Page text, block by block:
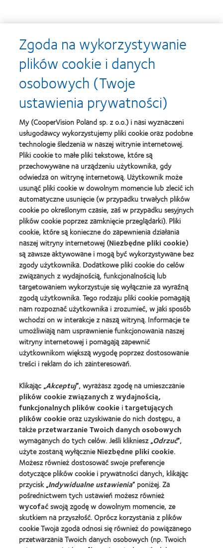
Nagrody
Learn
more
about
Soczewki
-
nagroda
dla
najlepszego
produktu
Silmo
d'Or
(2013)
Learn
more
about
Contact
Product
of
the
Year
(2013)
Learn
more
about
Best
Companies
for
Leaders
2010
i
2012
(2012)
Learn
more
about
2012
REBRAND
100®
Global
Award
(2012)
Learn
more
about
Lider
kontaktologii
Learn
more
about
Fundacja
Anny
Dymnej
Learn
more
about
BCLA
Industry
Award
Nasze Produkty
Znajdź soczewki dla siebie
Technologia soczewek kontaktowych
Znajdz Specjaliste
Soczewki kontaktowe i wzrok
Nowy użytkownik
Doświadczony użytkownik
Blog
O Nas
Kariera
Wiadomości globalne
Zgoda na wykorzystywanie
plików cookie i danych
osobowych (Twoje
ustawienia prywatności)
My (CooperVision Poland sp. z o.o.) i nasi wyznaczeni
usługodawcy wykorzystujemy pliki cookie oraz podobne
technologie śledzenia w naszej witrynie internetowej.
Pliki cookie to małe pliki tekstowe, które są
przechowywane na urządzeniu użytkownika, gdy
odwiedza on witrynę internetową. Użytkownik może
usunąć pliki cookie w dowolnym momencie lub zlecić ich
automatyczne usunięcie (w przypadku trwałych plików
cookie po określonym czasie, zaś w przypadku sesyjnych
plików cookie poprzez zamknięcie przeglądarki). Pliki
cookie, które są konieczne do zapewnienia działania
naszej witryny internetowej (Niezbędne pliki cookie)
są zawsze aktywowane i mogą być wykorzystywane bez
zgody użytkownika. Dodatkowe pliki cookie do celów
związanych z wydajnością, funkcjonalnością lub
targetowaniem wykorzystuje się wyłącznie za wyraźną
zgodą użytkownika. Tego rodzaju pliki cookie pomagają
nam rozpoznać użytkownika i zrozumieć, w jaki sposób
wchodzi on w interakcje z naszą witryną. Informacje te
umożliwiają nam usprawnienie funkcjonowania naszej
witryny internetowej i pomagają zapewnić
użytkownikom większą wygodę poprzez dostosowanie
treści i reklam do ich zainteresowań.
Klikając „Akceptuj”, wyrażasz zgodę na umieszczanie
plików cookie związanych z wydajnością,
funkcjonalnych plików cookie itargetujących
plików cookieoraz uzyskiwanie do nich dostępu, a
takżeprzetwarzanie Twoich danych osobowych
wymaganych do tych celów. Jeśli klikniesz „Odrzuć”,
użyte zostaną wyłącznieNiezbędne pliki cookie.
Możesz również dostosować swoje preferencje
dotyczące plików cookie i prywatności danych, klikając
przycisk „Indywidualne ustawienia” poniżej. Za
pośrednictwem tych ustawień możesz również
wycofaćswoją zgodę w dowolnym momencie, ze
skutkiem na przyszłość. Oprócz korzystania z plików
cookie Twoja zgoda odnosi się również do powiązanego
przetwarzania Twoich danych osobowych (np. Twoich